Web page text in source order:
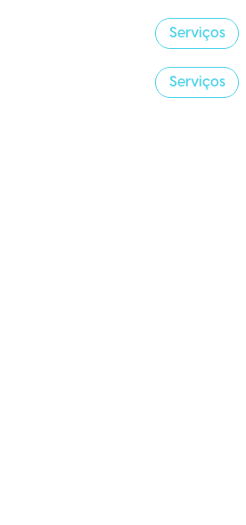
Serviços
Serviços